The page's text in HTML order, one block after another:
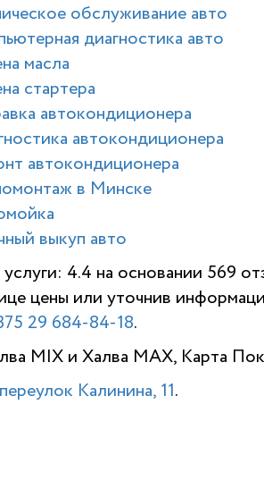
обслуживание авто
диагностика авто
масла
стартера
автокондиционера
автокондиционера
автокондиционера
в Минске
выкуп авто
цены или уточнив
29 684-84-18.
MIX и Халва MAX, Карта
Калинина, 11.
4.4 на основании 569